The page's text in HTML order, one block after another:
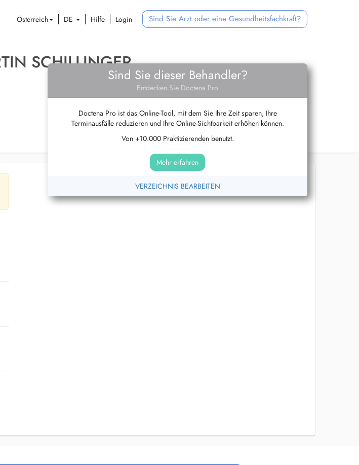
Österreich DE Hilfe Login Sind Sie Arzt oder eine Gesundheitsfachkraft?
SCHILLINGER
Sind Sie dieser Behandler?
Entdecken Sie Doctena Pro
Doctena Pro ist das Online-Tool, mit dem Sie Ihre Zeit sparen, Ihre
Terminausfälle reduzieren und Ihre Online-Sichtbarkeit erhöhen können.
Von +10.000 Praktizierenden benutzt.
Mehr erfahren
VERZEICHNIS BEARBEITEN